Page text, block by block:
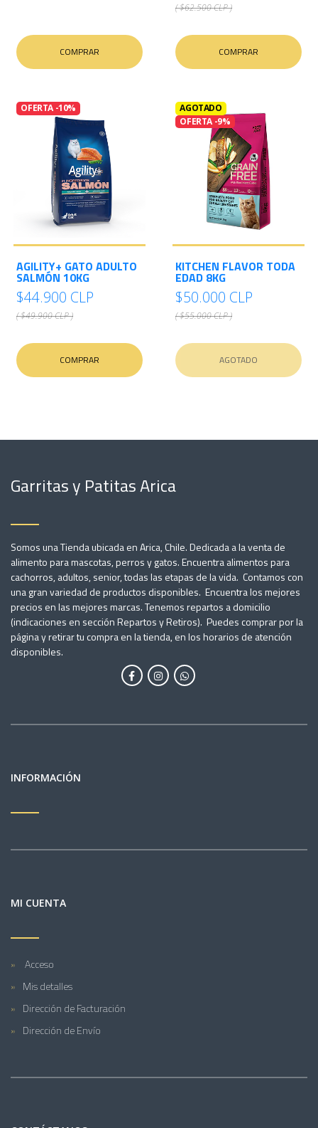
COMPRAR
( $62.500 CLP )
COMPRAR
OFERTA -10%
AGILITY+ GATO ADULTO
SALMÓN 10KG
$44.900 CLP
( $49.900 CLP )
COMPRAR
AGOTADO
OFERTA -9%
KITCHEN FLAVOR TODA
EDAD 8KG
$50.000 CLP
( $55.000 CLP )
AGOTADO
Garritas y Patitas Arica
Somos una Tienda ubicada en Arica, Chile. Dedicada a la venta de
alimento para mascotas, perros y gatos. Encuentra alimentos para
cachorros, adultos, senior, todas las etapas de la vida. Contamos con
una gran variedad de productos disponibles. Encuentra los mejores
precios en las mejores marcas. Tenemos repartos a domicilio
(indicaciones en sección Repartos y Retiros). Puedes comprar por la
página y retirar tu compra en la tienda, en los horarios de atención
disponibles.
INFORMACIÓN
MI CUENTA
Acceso
Mis detalles
Dirección de Facturación
Dirección de Envío